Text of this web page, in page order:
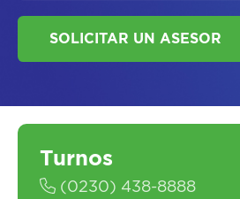
SOLICITAR UN ASESOR
Turnos
(0230) 438-8888